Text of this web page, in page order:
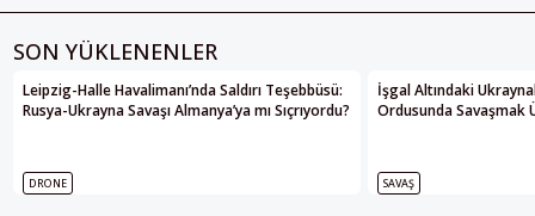
SON YÜKLENENLER
Leipzig-Halle Havalimanı’nda Saldırı Teşebbüsü:
Rusya-Ukrayna Savaşı Almanya’ya mı Sıçrıyordu?
DRONE
İşgal Altındaki
Ordusunda Savaşmak
SAVAŞ